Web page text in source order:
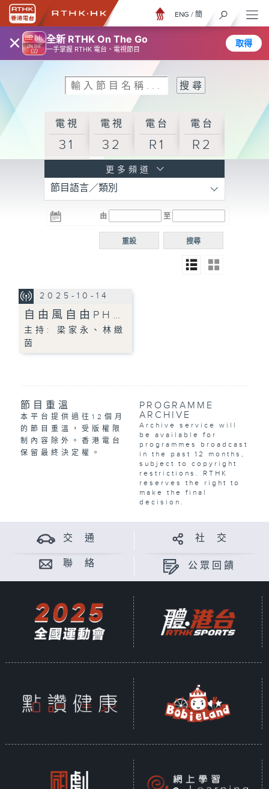
× 全新 RTHK On The Go
一手掌握 RTHK 電台、電視節目
取得
ENG / 簡
電視
31
電視
32
電台
R1
電台
R2
R3
電台 電台
R5
電台
普通
更多頻道
節目語言／類別
由 至
搜尋
重設
2025-10-14
自由風自由PH…
主持: 梁家永、林緻
茵
節目重溫
本平台提供過往12個月
的節目重溫，受版權限
制內容除外。香港電台
保留最終決定權。
PROGRAMME
ARCHIVE
Archive service will
be available for
programmes broadcast
in the past 12 months,
subject to copyright
restrictions. RTHK
reserves the right to
make the final
decision.
交 通 社 交
聯 絡 公眾回饋